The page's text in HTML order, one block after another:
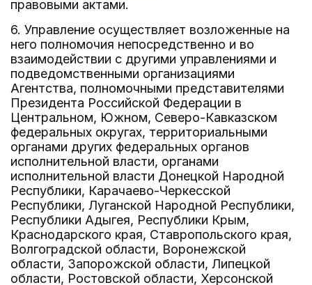
правовыми актами.
6. Управление осуществляет возложенные на
него полномочия непосредственно и во
взаимодействии с другими управлениями и
подведомственными организациями
Агентства, полномочными представителями
Президента Российской Федерации в
Центральном, Южном, Северо-Кавказском
федеральных округах, территориальными
органами других федеральных органов
исполнительной власти, органами
исполнительной власти Донецкой Народной
Республики, Карачаево-Черкесской
Республики, Луганской Народной Республики,
Республики Адыгея, Республики Крым,
Краснодарского края, Ставропольского края,
Волгоградской области, Воронежской
области, Запорожской области, Липецкой
области, Ростовской области, Херсонской